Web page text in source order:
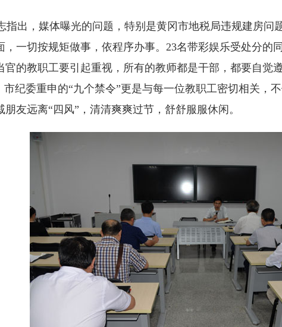
出，媒体曝光的问题，特别是黄冈市地税局违规建房问
，一切按规矩做事，依程序办事。23名带彩娱乐受处分的
官的教职工要引起重视，所有的教师都是干部，都要自觉
市纪委重申的“九个禁令”更是与每一位教职工密切相关，
朋友远离“四风”，清清爽爽过节，舒舒服服休闲。